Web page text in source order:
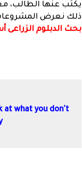
يكتب عنها الطالب،
ذلك نعرض المشروعات
بحث الدبلوم الزراعى
at what you don't